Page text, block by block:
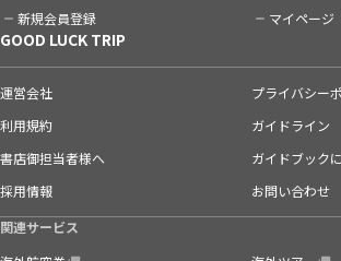
新規会員登録 マイページ
GOOD LUCK TRIP
運営会社
プライバシー
利用規約
ガイドライン
書店御担当者様へ
ガイドブック
採用情報
お問い合わせ
関連サービス